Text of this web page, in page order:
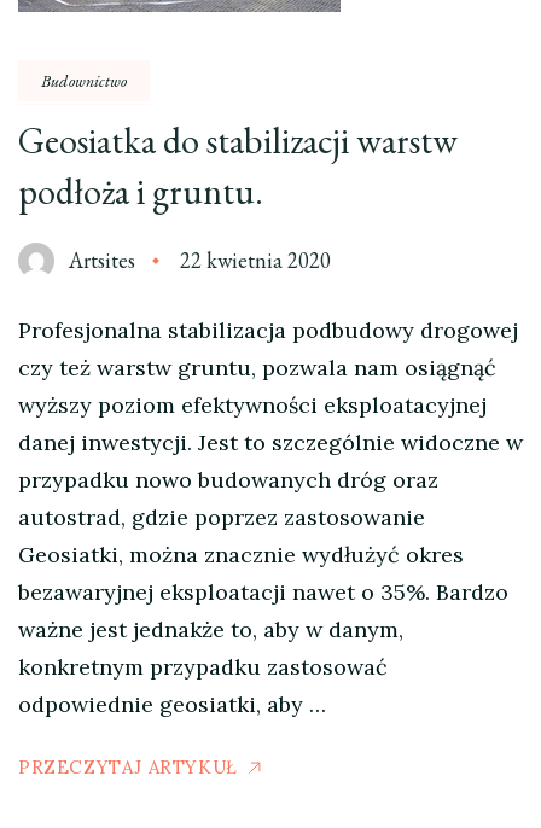
Budownictwo
Geosiatka do stabilizacji warstw
podłoża i gruntu.
Artsites 22 kwietnia 2020
Profesjonalna stabilizacja podbudowy drogowej
czy też warstw gruntu, pozwala nam osiągnąć
wyższy poziom efektywności eksploatacyjnej
danej inwestycji. Jest to szczególnie widoczne w
przypadku nowo budowanych dróg oraz
autostrad, gdzie poprzez zastosowanie
Geosiatki, można znacznie wydłużyć okres
bezawaryjnej eksploatacji nawet o 35%. Bardzo
ważne jest jednakże to, aby w danym,
konkretnym przypadku zastosować
odpowiednie geosiatki, aby …
PRZECZYTAJ ARTYKUŁ